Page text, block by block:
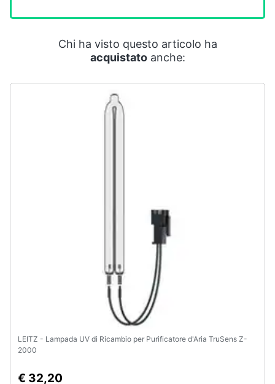
Chi ha visto questo articolo ha
acquistatoanche:
LEITZ - Lampada UV di Ricambio per Purificatore d'Aria TruSens Z-
2000
€ 32,20